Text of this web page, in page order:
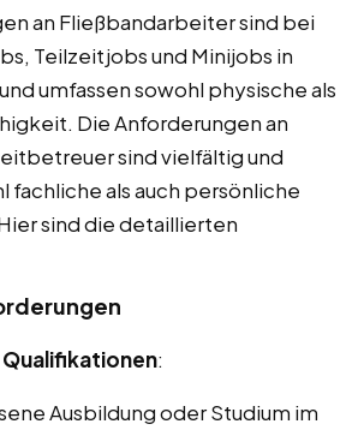
an Fließbandarbeiter sind bei
Teilzeitjobs und Minijobs in
umfassen sowohl physische als
Die Anforderungen an
sind vielfältig und
fachliche als auch persönliche
sind die detaillierten
:
Ausbildung oder Studium im